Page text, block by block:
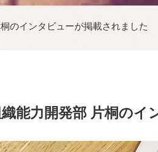
のインタビューが掲載されました
織能力開発部 片桐の